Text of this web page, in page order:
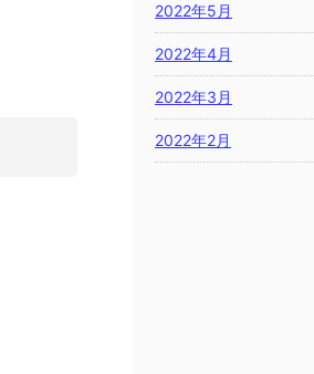
2022年5月
2022年4月
2022年3月
2022年2月